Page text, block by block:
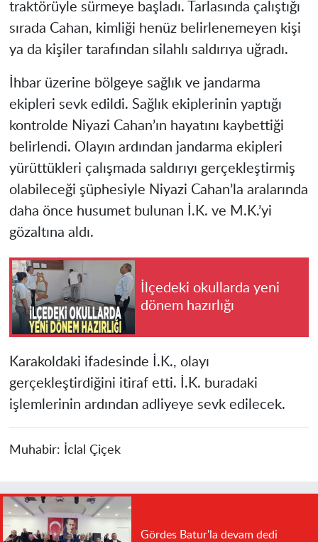
traktörüyle sürmeye başladı. Tarlasında çalıştığı
sırada Cahan, kimliği henüz belirlenemeyen kişi
ya da kişiler tarafından silahlı saldırıya uğradı.
İhbar üzerine bölgeye sağlık ve jandarma
ekipleri sevk edildi. Sağlık ekiplerinin yaptığı
kontrolde Niyazi Cahan’ın hayatını kaybettiği
belirlendi. Olayın ardından jandarma ekipleri
yürüttükleri çalışmada saldırıyı gerçekleştirmiş
olabileceği şüphesiyle Niyazi Cahan’la aralarında
daha önce husumet bulunan İ.K. ve M.K.’yi
gözaltına aldı.
İlçedeki okullarda yeni
dönem hazırlığı
Karakoldaki ifadesinde İ.K., olayı
gerçekleştirdiğini itiraf etti. İ.K. buradaki
işlemlerinin ardından adliyeye sevk edilecek.
Muhabir: İclal Çiçek
Gördes Batur'la devam dedi